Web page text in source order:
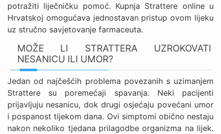
potražiti liječničku pomoć. Kupnja Strattere online u
Hrvatskoj omogućava jednostavan pristup ovom lijeku
uz stručno savjetovanje farmaceuta.
MOŽE LI STRATTERA UZROKOVATI
NESANICU ILI UMOR?
Jedan od najčešćih problema povezanih s uzimanjem
Strattere su poremećaji spavanja. Neki pacijenti
prijavljuju nesanicu, dok drugi osjećaju povećani umor
i pospanost tijekom dana. Ovi simptomi obično nestaju
nakon nekoliko tjedana prilagodbe organizma na lijek.